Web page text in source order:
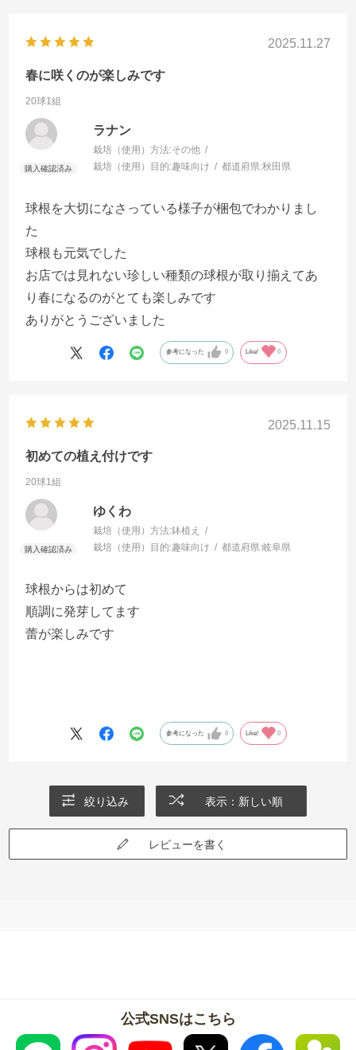
2025.11.27
春に咲くのが楽しみです
20球1組
ラナン
栽培（使用）方法:その他
栽培（使用）目的:趣味向け 都道府県:秋田県
球根を大切になさっている様子が梱包でわかりまし
た
球根も元気でした
お店では見れない珍しい種類の球根が取り揃えてあ
り春になるのがとても楽しみです
ありがとうございました
参考になった 0 Like! 0
2025.11.15
初めての植え付けです
20球1組
ゆくわ
栽培（使用）方法:鉢植え
栽培（使用）目的:趣味向け 都道府県:岐阜県
球根からは初めて
順調に発芽してます
蕾が楽しみです
参考になった 0 Like! 0
絞り込み 表示：新しい順
レビューを書く
公式SNSはこちら